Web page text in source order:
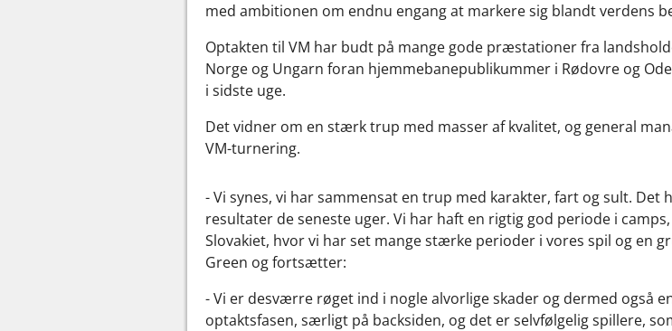
med ambitionen om endnu engang at markere sig blandt verdens
Optakten til VM har budt på mange gode præstationer fra
Norge og Ungarn foran hjemmebanepublikummer i Rødovre og
i sidste uge.
Det vidner om en stærk trup med masser af kvalitet, og general
VM-turnering.
- Vi synes, vi har sammensat en trup med karakter, fart og sult.
resultater de seneste uger. Vi har haft en rigtig god periode i
Slovakiet, hvor vi har set mange stærke perioder i vores spil og en
Green og fortsætter:
- Vi er desværre røget ind i nogle alvorlige skader og dermed også
optaktsfasen, særligt på backsiden, og det er selvfølgelig spillere,